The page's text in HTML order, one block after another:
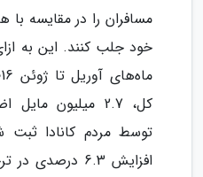
کل، 2.7 میلیون
توسط مردم کانادا
افزایش 6.3